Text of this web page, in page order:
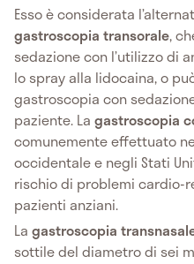
Esso è considerata
gastroscopia transorale,
sedazione con l’utilizzo di
lo spray alla lidocaina, o
gastroscopia con
paziente. La gastroscopia
comunemente effettuato
occidentale e negli Stati
rischio di problemi cardio-
pazienti anziani.
La gastroscopia
sottile del diametro di sei